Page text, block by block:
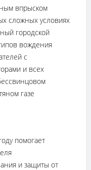
впрыском
сложных условиях
городской
вождения
с
и всех
газе
помогает
и защиты от